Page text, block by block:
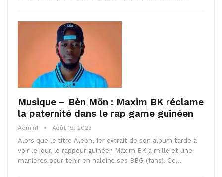
Musique – Bèn Mön : Maxim BK réclame
la paternité dans le rap game guinéen
Admin1 Août 19, 2023
Alors que le titre Aleph, 1er extrait de son album tarde à
voir le jour, le rappeur guinéen Maxim BK a mille et une
manières pour tenir en haleine ses BBG (fans). Ce…